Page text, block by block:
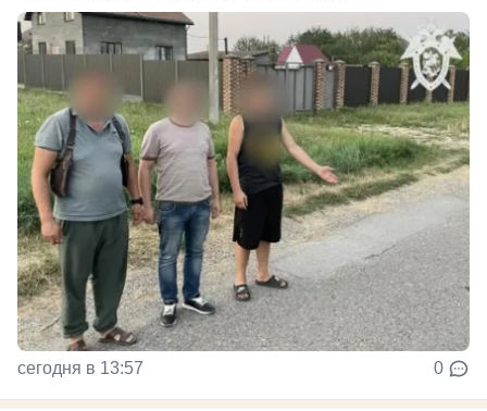
сегодня в 13:57 0